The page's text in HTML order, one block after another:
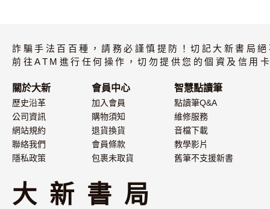
詐騙手法百百種，請務必謹慎提防！切記大新書局
前往ATM進行任何操作，切勿提供您的個資及信用
關於大新
歷史沿革
公司資訊
網站規約
聯絡我們
隱私政策
會員中心
加入會員
購物須知
退貨換貨
會員條款
包裹未取貨
智慧點讀筆
點讀筆Q&A
維修服務
音檔下載
教學影片
舊筆不支援新書
大 新 書 局